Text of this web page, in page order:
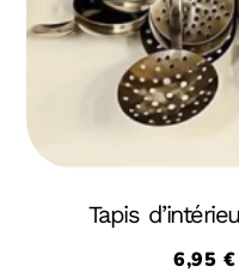
Tapis
6,95€